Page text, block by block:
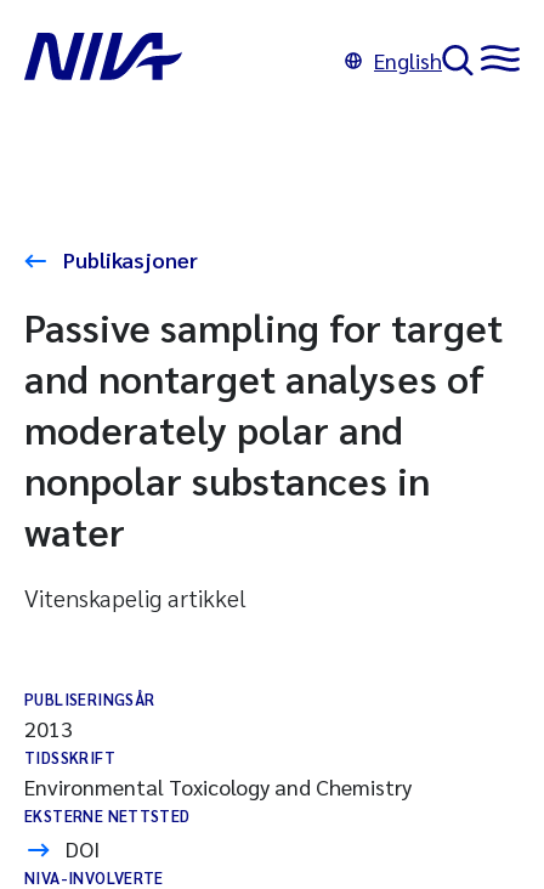
English
Publikasjoner
Passive sampling for target
and nontarget analyses of
moderately polar and
nonpolar substances in
water
Vitenskapelig artikkel
PUBLISERINGSÅR
2013
TIDSSKRIFT
Environmental Toxicology and Chemistry
EKSTERNE NETTSTED
DOI
NIVA-INVOLVERTE